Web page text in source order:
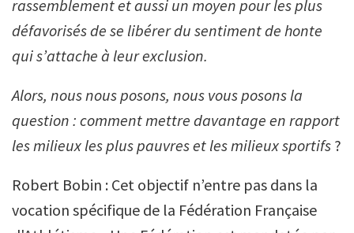
rassemblement et aussi un moyen pour les plus
défavorisés de se libérer du sentiment de honte
qui s’attache à leur exclusion.
Alors, nous nous posons, nous vous posons la
question : comment mettre davantage en rapport
les milieux les plus pauvres et les milieux sportifs ?
Robert Bobin : Cet objectif n’entre pas dans la
vocation spécifique de la Fédération Française